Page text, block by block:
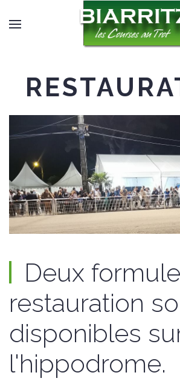
Deux
restauration
disponibles
l'hippodrome.